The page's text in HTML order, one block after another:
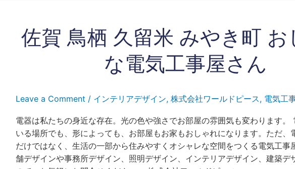
佐賀 鳥栖 久留米 みやき町 お
な電気工事屋さん
Leave a Comment / インテリアデザイン, 株式会社ワールドピース, 電気工
電器は私たちの身近な存在。光の色や強さでお部屋の雰囲気も変わります。
いる場所でも、形によっても、お部屋もお家もおしゃれになります。ただ、
だけではなく、生活の一部から住みやすくオシャレな空間をつくる電気工事
舗デザインや事務所デザイン、照明デザイン、インテリアデザイン、建築デ
米
み
や
き
町